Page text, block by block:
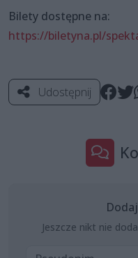
Bilety dostępne na:
https://biletyna.pl/
Udostępnij
Jeszcze nikt nie